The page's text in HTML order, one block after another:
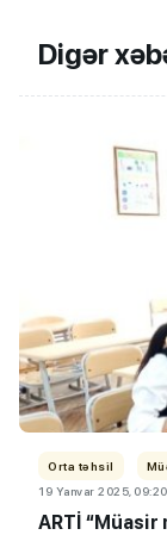
Digər
Orta təhsil
19 Yanvar 2025, 09:20
ARTİ “Müasir